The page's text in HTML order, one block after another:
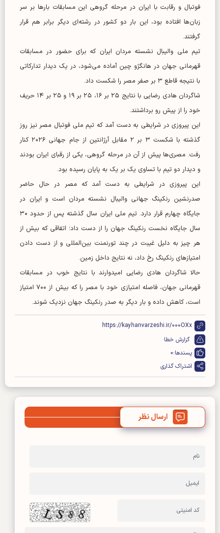
فوتبال و رقابت با ایران در مرحله گروهی این مسابقات بار‌ها بر سر
زبان‌ها افتاده بود، این بار دو کشور در رشته‌ای دیگر برابر هم قرار
گرفتند.
تیم ملی والیبال نشسته مردان ایران که برای حضور در مسابقات
قهرمانی جهان در هانگژو چین آماده می‌شود، در یک دیدار تدارکاتی
با نتیجه قاطع ۳ بر صفر مصر را شکست داد.
شاگردان هادی رضایی با نتایج ۲۵ بر ۱۶، ۲۵ بر ۱۹ و ۲۵ بر ۱۴ حریف
خود را از پیش رو برداشتند.
این پیروزی در شرایطی به دست آمد که تیم ملی فوتبال مصر نیز روز
گذشته با شکست ۳ بر ۲ مقابل آرژانتین از جام جهانی ۲۰۲۶ کنار
رفت. مصری‌ها پیش از آن در مرحله گروهی، یکی از رقبای ایران بودند
و دیدار دو تیم با تساوی یک بر یک به پایان رسیده بود.
این پیروزی در شرایطی به دست آمد که مصر در حال حاضر
صدرنشین رنکینگ جهانی والیبال نشسته مردان است و ایران در
جایگاه چهارم قرار دارد. تیم ملی ایران سال گذشته پس از حدود ۳۰
سال جایگاه نخست رنکینگ جهان را از دست داد؛ اتفاقی که بیش از
هر چیز به دلیل غیبت در چند تورنمنت بین‌المللی و از دست دادن
امتیاز‌های رنکینگ رخ داد، نه نتایج داخل زمین.
حالا شاگردان هادی رضایی امیدوارند با نتایج خوب در مسابقات
قهرمانی جهان، فاصله امتیازی خود با مصر را که بیش از ۷۰۰ امتیاز
است، کاهش داده و بار دیگر به صدر رنکینگ جهان نزدیک شوند.
https://kayhanvarzeshi.ir/000OXx
گزارش خطا
پسندها:0
اشتراک گذاری
ارسال نظر